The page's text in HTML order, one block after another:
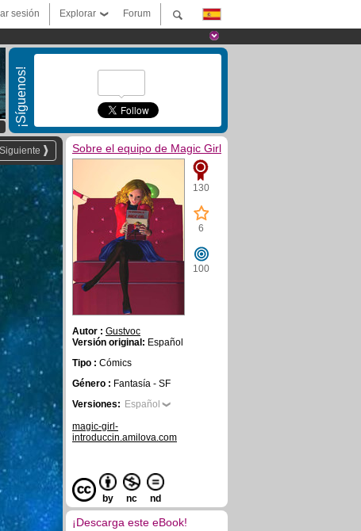
Forum
Explorar
sesión
¡Síguenos!
Siguiente Sobre el equipo de Magic Girl
130
6
100
Autor : Gustvoc
Versión original: Español
Tipo : Cómics
Género : Fantasía - SF
Versiones: Español
magic-girl-
introduccin.amilova.com
by nc nd
¡Descarga este eBook!